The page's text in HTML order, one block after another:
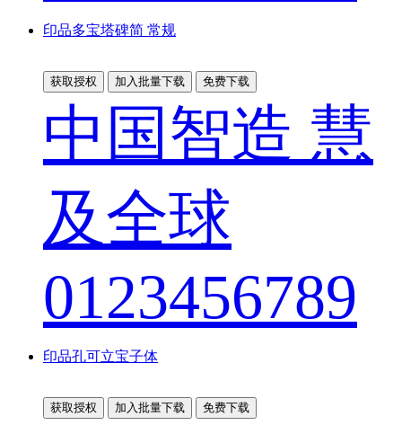
印品多宝塔碑简 常规
获取授权 加入批量下载 免费下载
中国智造 慧
及全球
0123456789
印品孔可立宝子体
获取授权 加入批量下载 免费下载